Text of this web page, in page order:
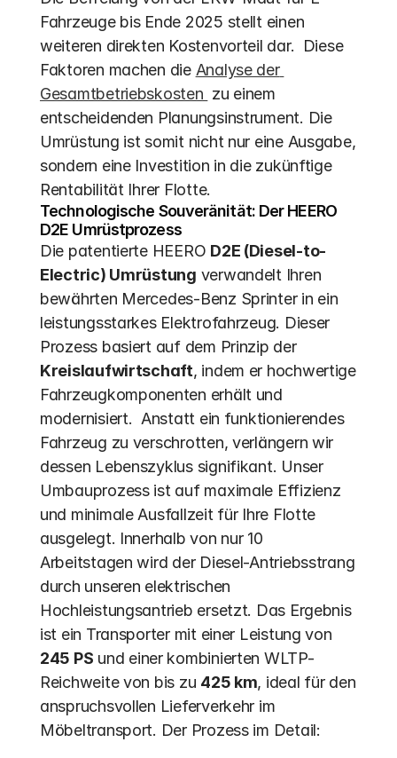
Fahrzeuge bis Ende 2025 stellt einen
weiteren direkten Kostenvorteil dar.  Diese
Faktoren machen die Analyse der
Gesamtbetriebskosten zu einem
entscheidenden Planungsinstrument. Die
Umrüstung ist somit nicht nur eine Ausgabe,
sondern eine Investition in die zukünftige
Rentabilität Ihrer Flotte.
Technologische Souveränität: Der HEERO
D2E Umrüstprozess
Die patentierte HEERO D2E (Diesel-to-
Electric) Umrüstung verwandelt Ihren
bewährten Mercedes-Benz Sprinter in ein
leistungsstarkes Elektrofahrzeug. Dieser
Prozess basiert auf dem Prinzip der
Kreislaufwirtschaft, indem er hochwertige
Fahrzeugkomponenten erhält und
modernisiert.  Anstatt ein funktionierendes
Fahrzeug zu verschrotten, verlängern wir
dessen Lebenszyklus signifikant. Unser
Umbauprozess ist auf maximale Effizienz
und minimale Ausfallzeit für Ihre Flotte
ausgelegt. Innerhalb von nur 10
Arbeitstagen wird der Diesel-Antriebsstrang
durch unseren elektrischen
Hochleistungsantrieb ersetzt. Das Ergebnis
245 PS und einer kombinierten WLTP-
Reichweite von bis zu 425 km, ideal für den
anspruchsvollen Lieferverkehr im
Möbeltransport. Der Prozess im Detail: